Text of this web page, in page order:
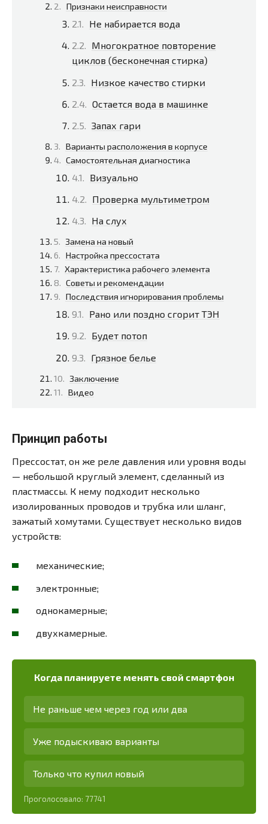
Признаки неисправности
Не набирается вода
Многократное повторение
циклов (бесконечная стирка)
Низкое качество стирки
Остается вода в машинке
Запах гари
Варианты расположения в корпусе
Самостоятельная диагностика
Визуально
Проверка мультиметром
На слух
Замена на новый
Настройка прессостата
Характеристика рабочего элемента
Советы и рекомендации
Последствия игнорирования проблемы
Рано или поздно сгорит ТЭН
Будет потоп
Грязное белье
Заключение
Видео
Принцип работы
Прессостат, он же реле давления или уровня воды
— небольшой круглый элемент, сделанный из
пластмассы. К нему подходит несколько
изолированных проводов и трубка или шланг,
зажатый хомутами. Существует несколько видов
устройств:
механические;
электронные;
однокамерные;
двухкамерные.
Когда планируете менять свой смартфон
Не раньше чем через год или два
Уже подыскиваю варианты
Только что купил новый
Проголосовало: 77741